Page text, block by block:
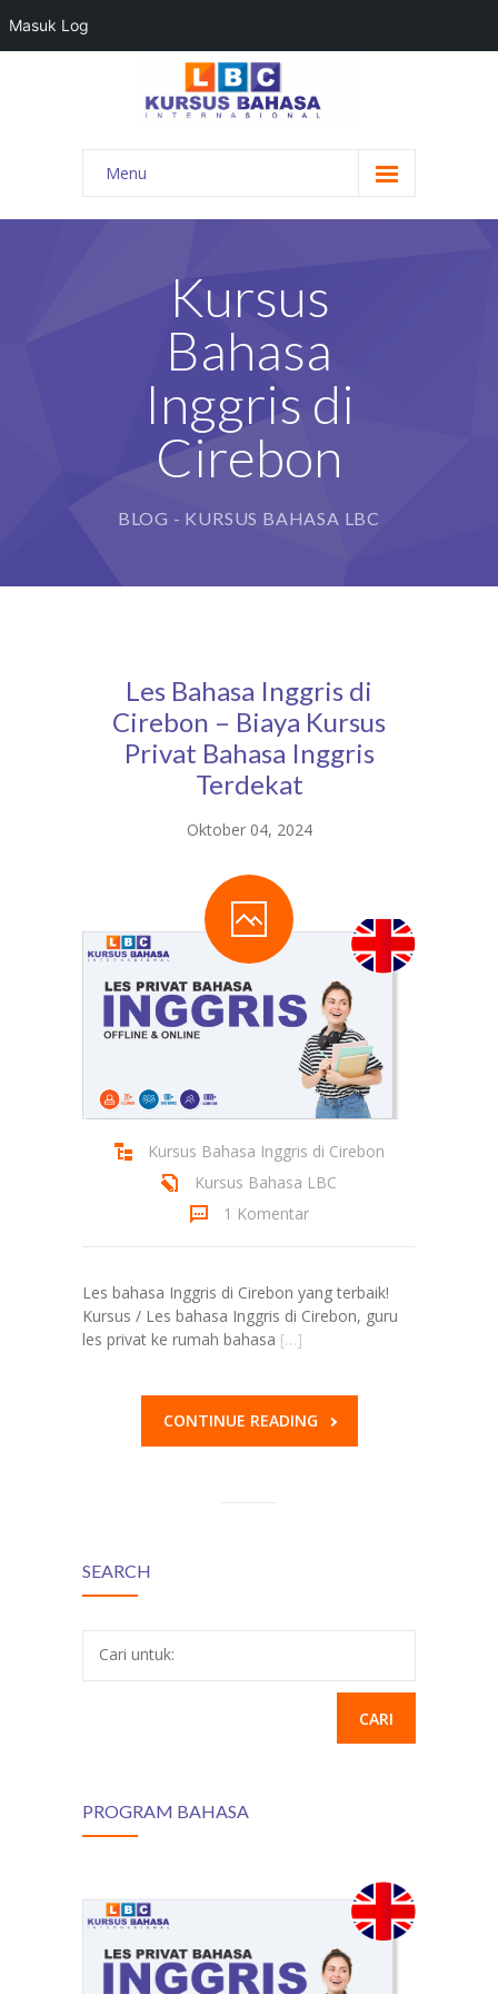
Menu
HOME
KONTAK KAMI
DAFTAR GURU
Kursus
Bahasa
Inggris di
Cirebon
BLOG - KURSUS BAHASA LBC
Les Bahasa Inggris di
Cirebon – Biaya Kursus
Privat Bahasa Inggris
Terdekat
Oktober 04, 2024
Kursus Bahasa Inggris di Cirebon
Kursus Bahasa LBC
1 Komentar
Les bahasa Inggris di Cirebon yang terbaik!
Kursus / Les bahasa Inggris di Cirebon, guru
les privat ke rumah bahasa […]
CONTINUE READING
SEARCH
Cari untuk:
PROGRAM BAHASA
Masuk Log